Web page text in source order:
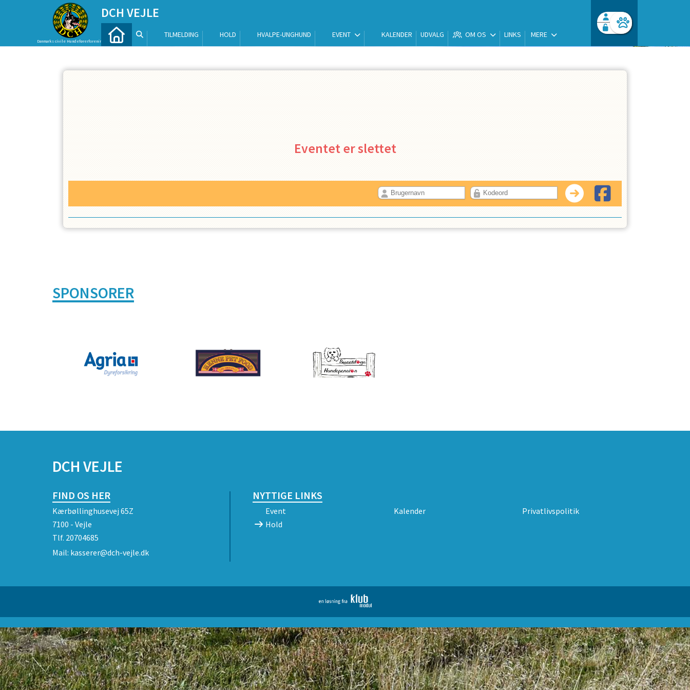
DCH VEJLE
Danmarks civile Hundeførerforening
TILMELDING HOLD HVALPE-UNGHUND EVENT KALENDER UDVALG OM OS LINKS MERE
Eventet er slettet
SPONSORER
DCH VEJLE
FIND OS HER
Kærbøllinghusevej 65Z
7100 - Vejle
Tlf. 20704685
Mail: kasserer@dch-vejle.dk
NYTTIGE LINKS
Event Kalender
Privatlivspolitik
Hold